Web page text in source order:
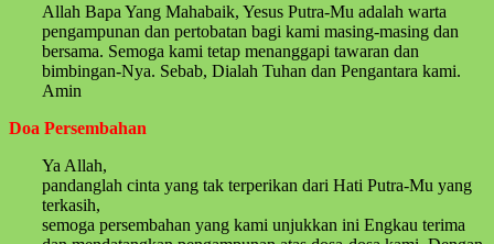
Allah Bapa Yang Mahabaik, Yesus Putra-Mu adalah warta
pengampunan dan pertobatan bagi kami masing-masing dan
bersama. Semoga kami tetap menanggapi tawaran dan
bimbingan-Nya. Sebab, Dialah Tuhan dan Pengantara kami.
Amin
Doa Persembahan
Ya Allah,
pandanglah cinta yang tak terperikan dari Hati Putra-Mu yang
terkasih,
semoga persembahan yang kami unjukkan ini Engkau terima